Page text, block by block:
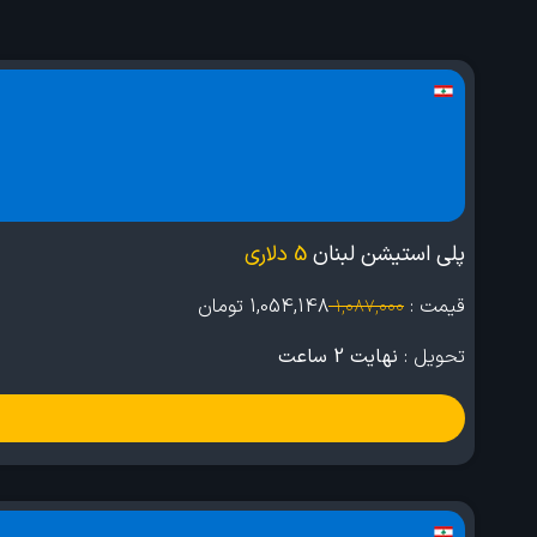
پلی استیشن لبنان5 دلاری
قیمت : 1,087,000
1,054,148 تومان
تحویل : نهایت 2 ساعت